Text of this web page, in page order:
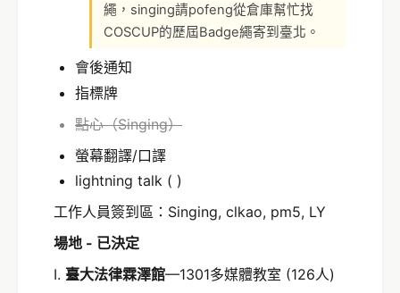
繩，singing請pofeng從倉庫幫忙找
COSCUP的歷屆Badge繩寄到臺北。
會後通知
指標牌
點心（Singing）
螢幕翻譯/口譯
lightning talk ( )
工作人員簽到區：Singing, clkao, pm5, LY
場地 - 已決定
I. 臺大法律霖澤館—1301多媒體教室 (126人)